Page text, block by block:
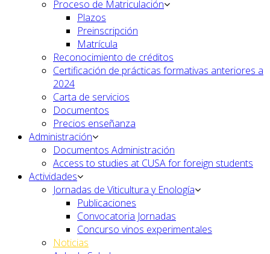
Proceso de Matriculación
Plazos
Preinscripción
Matrícula
Reconocimiento de créditos
Certificación de prácticas formativas anteriores a
2024
Carta de servicios
Documentos
Precios enseñanza
Administración
Documentos Administración
Access to studies at CUSA for foreign students
Actividades
Jornadas de Viticultura y Enología
Publicaciones
Convocatoria Jornadas
Concurso vinos experimentales
Noticias